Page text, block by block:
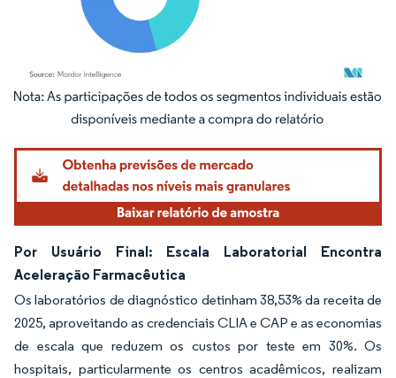
Imagem © Mordor Intelligence. O reuso requer atribuição conforme CC BY 4.0.
Por Usuário Final: Escala Laboratorial Encontra
Aceleração Farmacêutica
Os laboratórios de diagnóstico detinham 38,53% da receita de
2025, aproveitando as credenciais CLIA e CAP e as economias
de escala que reduzem os custos por teste em 30%. Os
hospitais, particularmente os centros acadêmicos, realizam